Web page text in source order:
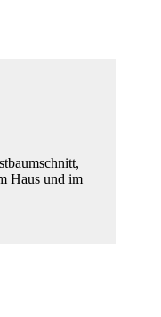
Haus und im